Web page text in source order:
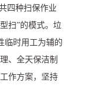
四种扫保作业
扫”的模式。垃
临时用工为辅的
、全天保洁制
作方案，坚持